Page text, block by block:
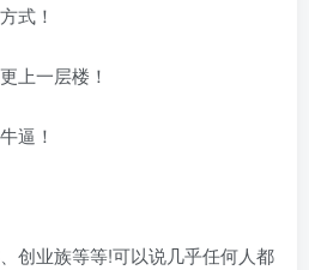
式！
上一层楼！
逼！
创业族等等!可以说几乎任何人都